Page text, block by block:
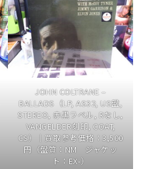
JOHN COLTRANE –
BALLADS（LP, AS32, US盤,
STEREO, 赤黒ラベル, Rなし,
VANGELDER刻印, COAT,
CS）｜買取参考価格：3,500
円（盤質：NM ジャケッ
ト：EX-）